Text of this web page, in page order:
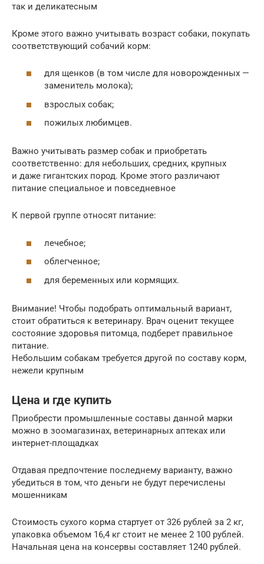
так и деликатесным
Кроме этого важно учитывать возраст собаки, покупать
соответствующий собачий корм:
для щенков (в том числе для новорожденных —
заменитель молока);
взрослых собак;
пожилых любимцев.
Важно учитывать размер собак и приобретать
соответственно: для небольших, средних, крупных
и даже гигантских пород. Кроме этого различают
питание специальное и повседневное
К первой группе относят питание:
лечебное;
облегченное;
для беременных или кормящих.
Внимание! Чтобы подобрать оптимальный вариант,
стоит обратиться к ветеринару. Врач оценит текущее
состояние здоровья питомца, подберет правильное
питание.
Небольшим собакам требуется другой по составу корм,
нежели крупным
Цена и где купить
Приобрести промышленные составы данной марки
можно в зоомагазинах, ветеринарных аптеках или
интернет-площадках
Отдавая предпочтение последнему варианту, важно
убедиться в том, что деньги не будут перечислены
мошенникам
Стоимость сухого корма стартует от 326 рублей за 2 кг,
упаковка объемом 16,4 кг стоит не менее 2 100 рублей.
Начальная цена на консервы составляет 1240 рублей.